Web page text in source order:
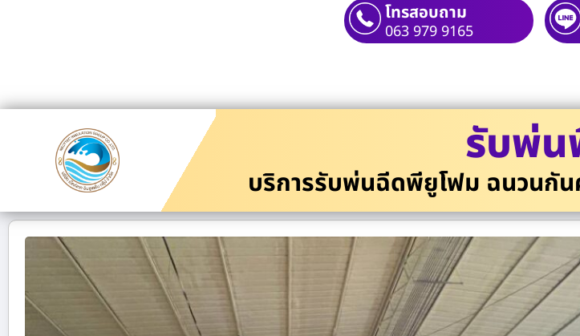
โทรสอบถาม
063 979 9165
รับพ่น
บริการรับพ่นฉีดพียูโฟม ฉนวนกัน